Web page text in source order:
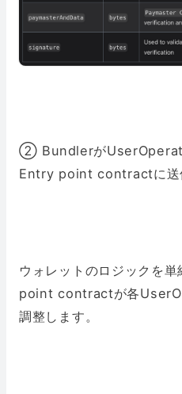
② Bundlerが
Entry point contractに送
ウォレットのロジックを
point contractが各
調整します。